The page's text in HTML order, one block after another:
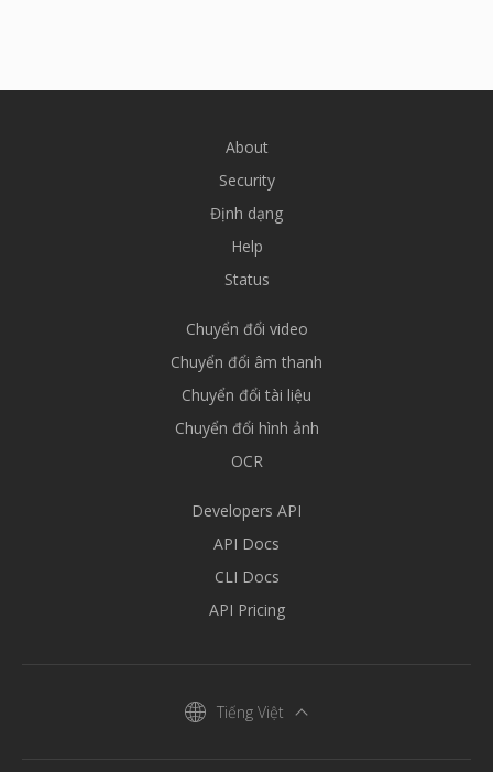
About
Security
Định dạng
Help
Status
Chuyển đổi video
Chuyển đổi âm thanh
Chuyển đổi tài liệu
Chuyển đổi hình ảnh
OCR
Developers API
API Docs
CLI Docs
API Pricing
Tiếng Việt